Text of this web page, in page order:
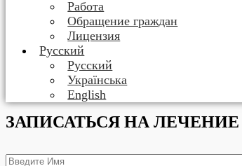
Работа
Обращение граждан
Лицензия
Русский
Русский
Українська
English
ЗАПИСАТЬСЯ НА